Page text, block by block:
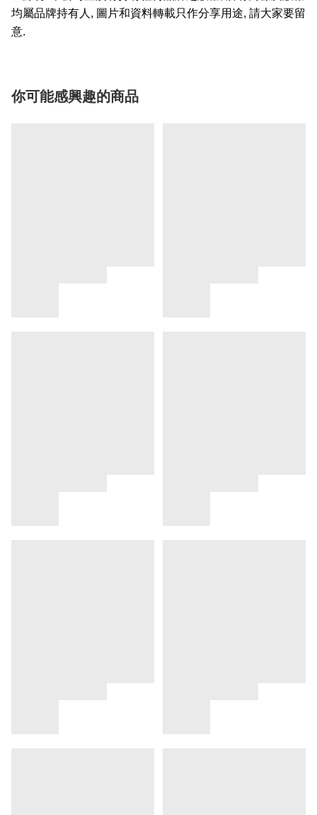
均屬品牌持有人 , 圖片和資料轉載只作分享用途, 請大家要留
意.
你可能感興趣的商品